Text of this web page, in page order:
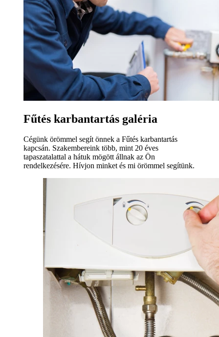
Fűtés karbantartás galéria
Cégünk örömmel segít önnek a Fűtés karbantartás
kapcsán. Szakembereink több, mint 20 éves
tapaszatalattal a hátuk mögött állnak az Ön
rendelkezésére. Hívjon minket és mi örömmel segítünk.